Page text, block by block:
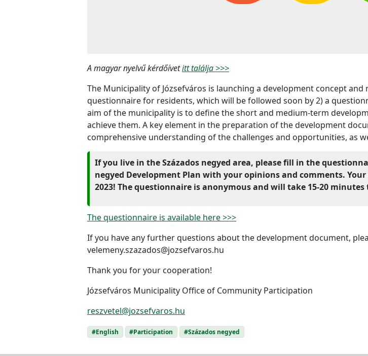
A magyar nyelvű kérdőívetitt találja >>>
The Municipality of Józsefváros is launching a development concept
questionnaire for residents, which will be followed soon by 2) a
aim of the municipality is to define the short and medium-term
achieve them. A key element in the preparation of the development
comprehensive understanding of the challenges and opportunities, as
If you live in the Százados negyed area, please fill in the
negyed Development Plan with your opinions and comments.
2023! The questionnaire is anonymous and will take 15-20 minutes
The questionnaire is available here >>>
If you have any further questions about the development document,
velemeny.szazados@jozsefvaros.hu
Thank you for your cooperation!
Józsefváros Municipality Office of Community Participation
reszvetel@jozsefvaros.hu
#English #Participation #Százados negyed